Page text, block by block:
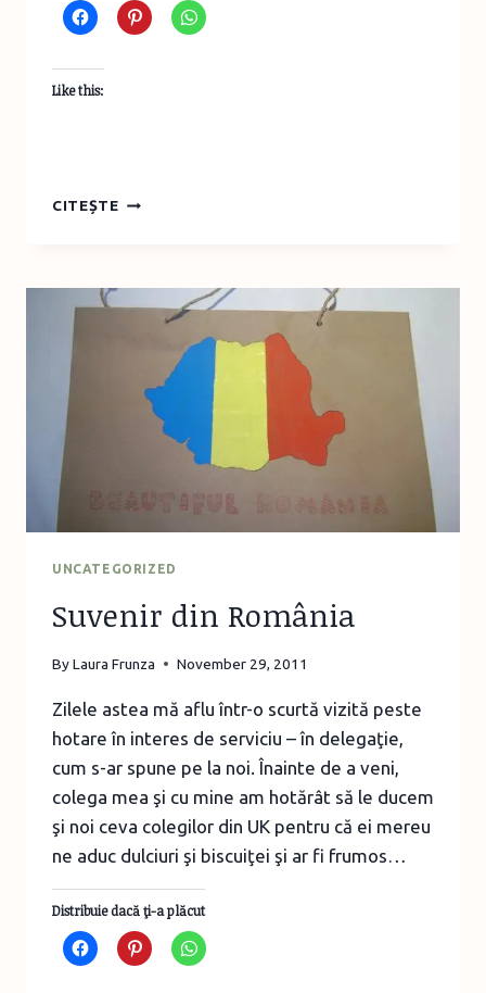
Like this:
CITEȘTE5.
UNCATEGORIZED
Suvenir din România
ByLaura Frunza November 29, 2011
Zilele astea mă aflu într-o scurtă vizită peste
hotare în interes de serviciu – în delegaţie,
cum s-ar spune pe la noi. Înainte de a veni,
colega mea şi cu mine am hotărât să le ducem
şi noi ceva colegilor din UK pentru că ei mereu
ne aduc dulciuri şi biscuiţei şi ar fi frumos…
Distribuie dacă ţi-a plăcut